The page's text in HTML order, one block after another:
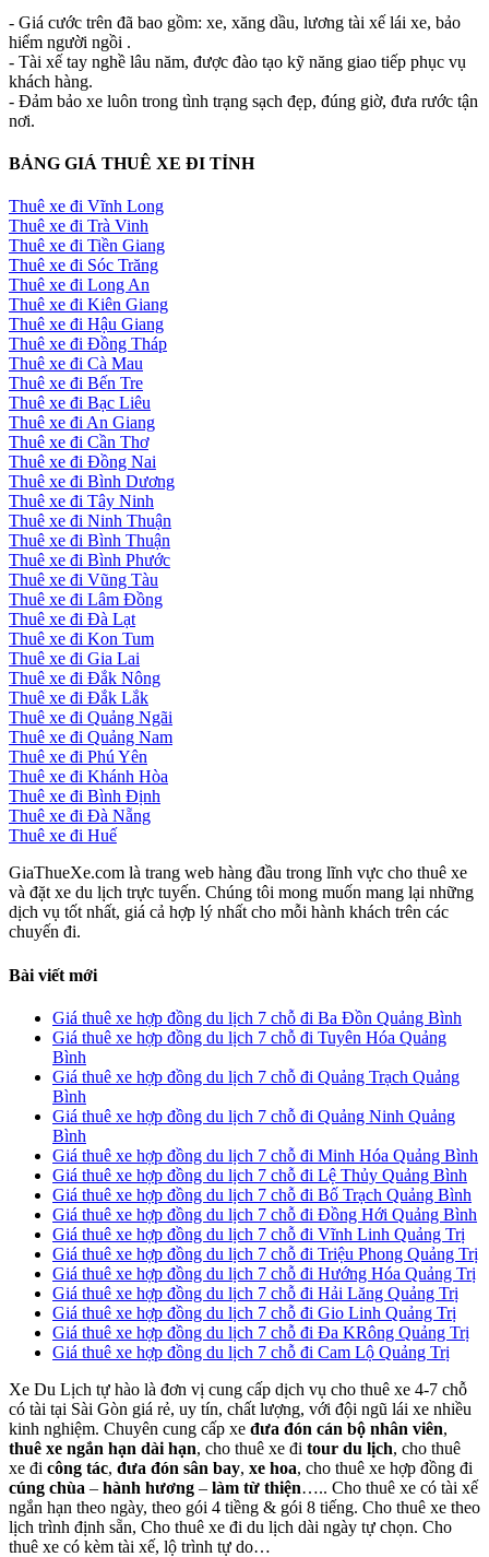
- Giá cước trên đã bao gồm: xe, xăng dầu, lương tài xế lái xe, bảo
hiểm người ngồi .
- Tài xế tay nghề lâu năm, được đào tạo kỹ năng giao tiếp phục vụ
khách hàng.
- Đảm bảo xe luôn trong tình trạng sạch đẹp, đúng giờ, đưa rước tận
nơi.
BẢNG GIÁ THUÊ XE ĐI TỈNH
Thuê xe đi Vĩnh Long
Thuê xe đi Trà Vinh
Thuê xe đi Tiền Giang
Thuê xe đi Sóc Trăng
Thuê xe đi Long An
Thuê xe đi Kiên Giang
Thuê xe đi Hậu Giang
Thuê xe đi Đồng Tháp
Thuê xe đi Cà Mau
Thuê xe đi Bến Tre
Thuê xe đi Bạc Liêu
Thuê xe đi An Giang
Thuê xe đi Cần Thơ
Thuê xe đi Đồng Nai
Thuê xe đi Bình Dương
Thuê xe đi Tây Ninh
Thuê xe đi Ninh Thuận
Thuê xe đi Bình Thuận
Thuê xe đi Bình Phước
Thuê xe đi Vũng Tàu
Thuê xe đi Lâm Đồng
Thuê xe đi Đà Lạt
Thuê xe đi Kon Tum
Thuê xe đi Gia Lai
Thuê xe đi Đắk Nông
Thuê xe đi Đắk Lắk
Thuê xe đi Quảng Ngãi
Thuê xe đi Quảng Nam
Thuê xe đi Phú Yên
Thuê xe đi Khánh Hòa
Thuê xe đi Bình Định
Thuê xe đi Đà Nẵng
Thuê xe đi Huế
GiaThueXe.com là trang web hàng đầu trong lĩnh vực cho thuê xe
và đặt xe du lịch trực tuyến. Chúng tôi mong muốn mang lại những
dịch vụ tốt nhất, giá cả hợp lý nhất cho mỗi hành khách trên các
chuyến đi.
Bài viết mới
Giá thuê xe hợp đồng du lịch 7 chỗ đi Ba Đồn Quảng Bình
Giá thuê xe hợp đồng du lịch 7 chỗ đi Tuyên Hóa Quảng
Bình
Giá thuê xe hợp đồng du lịch 7 chỗ đi Quảng Trạch Quảng
Bình
Giá thuê xe hợp đồng du lịch 7 chỗ đi Quảng Ninh Quảng
Bình
Giá thuê xe hợp đồng du lịch 7 chỗ đi Minh Hóa Quảng Bình
Giá thuê xe hợp đồng du lịch 7 chỗ đi Lệ Thủy Quảng Bình
Giá thuê xe hợp đồng du lịch 7 chỗ đi Bố Trạch Quảng Bình
Giá thuê xe hợp đồng du lịch 7 chỗ đi Đồng Hới Quảng Bình
Giá thuê xe hợp đồng du lịch 7 chỗ đi Vĩnh Linh Quảng Trị
Giá thuê xe hợp đồng du lịch 7 chỗ đi Triệu Phong Quảng Trị
Giá thuê xe hợp đồng du lịch 7 chỗ đi Hướng Hóa Quảng Trị
Giá thuê xe hợp đồng du lịch 7 chỗ đi Hải Lăng Quảng Trị
Giá thuê xe hợp đồng du lịch 7 chỗ đi Gio Linh Quảng Trị
Giá thuê xe hợp đồng du lịch 7 chỗ đi Đa KRông Quảng Trị
Giá thuê xe hợp đồng du lịch 7 chỗ đi Cam Lộ Quảng Trị
Xe Du Lịch tự hào là đơn vị cung cấp dịch vụ cho thuê xe 4-7 chỗ
có tài tại Sài Gòn giá rẻ, uy tín, chất lượng, với đội ngũ lái xe nhiều
kinh nghiệm. Chuyên cung cấp xe đưa đón cán bộ nhân viên,
thuê xe ngắn hạn dài hạn, cho thuê xe đi tour du lịch, cho thuê
xe đi công tác, đưa đón sân bay, xe hoa, cho thuê xe hợp đồng đi
cúng chùa – hành hương – làm từ thiện….. Cho thuê xe có tài xế
ngắn hạn theo ngày, theo gói 4 tiềng & gói 8 tiếng. Cho thuê xe theo
lịch trình định sẵn, Cho thuê xe đi du lịch dài ngày tự chọn. Cho
thuê xe có kèm tài xế, lộ trình tự do…